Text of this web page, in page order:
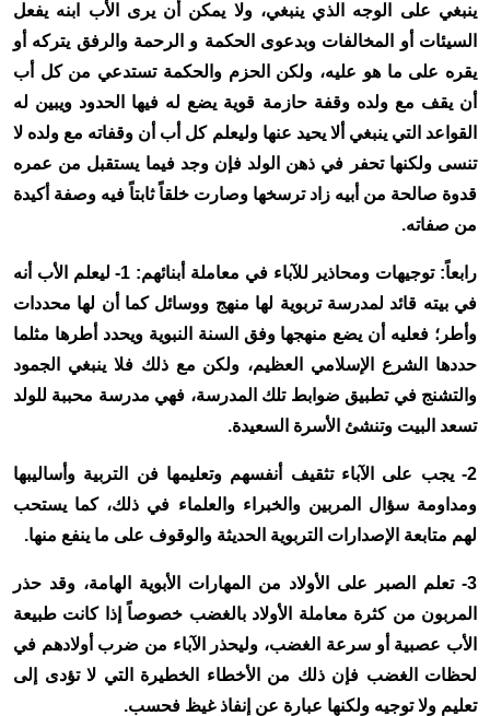
ينبغي على الوجه الذي ينبغي، ولا يمكن أن يرى الأب ابنه يفعل
السيئات أو المخالفات وبدعوى الحكمة و الرحمة والرفق يتركه أو
يقره على ما هو عليه، ولكن الحزم والحكمة تستدعي من كل أب
أن يقف مع ولده وقفة حازمة قوية يضع له فيها الحدود ويبين له
القواعد التي ينبغي ألا يحيد عنها وليعلم كل أب أن وقفاته مع ولده لا
تنسى ولكنها تحفر في ذهن الولد فإن وجد فيما يستقبل من عمره
قدوة صالحة من أبيه زاد ترسخها وصارت خلقاً ثابتاً فيه وصفة أكيدة
من صفاته.
رابعاً: توجيهات ومحاذير للآباء في معاملة أبنائهم: 1- ليعلم الأب أنه
في بيته قائد لمدرسة تربوية لها منهج ووسائل كما أن لها محددات
وأطر؛ فعليه أن يضع منهجها وفق السنة النبوية ويحدد أطرها مثلما
حددها الشرع الإسلامي العظيم، ولكن مع ذلك فلا ينبغي الجمود
والتشنج في تطبيق ضوابط تلك المدرسة، فهي مدرسة محببة للولد
تسعد البيت وتنشئ الأسرة السعيدة.
2- يجب على الآباء تثقيف أنفسهم وتعليمها فن التربية وأساليبها
ومداومة سؤال المربين والخبراء والعلماء في ذلك، كما يستحب
لهم متابعة الإصدارات التربوية الحديثة والوقوف على ما ينفع منها.
3- تعلم الصبر على الأولاد من المهارات الأبوية الهامة، وقد حذر
المربون من كثرة معاملة الأولاد بالغضب خصوصاً إذا كانت طبيعة
الأب عصبية أو سرعة الغضب، وليحذر الآباء من ضرب أولادهم في
لحظات الغضب فإن ذلك من الأخطاء الخطيرة التي لا تؤدى إلى
تعليم ولا توجيه ولكنها عبارة عن إنفاذ غيظ فحسب.